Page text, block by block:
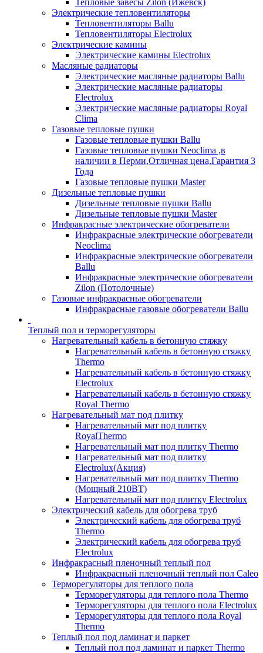
Тепловые завесы Zilon (Ижевск)
Электрические тепловентиляторы
Тепловентиляторы Ballu
Тепловентиляторы Electrolux
Электрические камины
Электрические камины Electrolux
Масляные радиаторы
Электрические масляные радиаторы Ballu
Электрические масляные радиаторы
Electrolux
Электрические масляные радиаторы Royal
Clima
Газовые тепловые пушки
Газовые тепловые пушки Ballu
Газовые тепловые пушки Neoclima ,в
наличии в Перми,Отличная цена,Гарантия 3
Года
Газовые тепловые пушки Master
Дизельные тепловые пушки
Дизельные тепловые пушки Ballu
Дизельные тепловые пушки Master
Инфракрасные электрические обогреватели
Инфракрасные электрические обогреватели
Neoclima
Инфракрасные электрические обогреватели
Ballu
Инфракрасные электрические обогреватели
Zilon (Потолочные)
Газовые инфракрасные обогреватели
Инфракрасные газовые обогреватели Ballu
Теплый пол и терморегуляторы
Нагревательный кабель в бетонную стяжку
Нагревательный кабель в бетонную стяжку
Thermo
Нагревательный кабель в бетонную стяжку
Electrolux
Нагревательный кабель в бетонную стяжку
Royal Thermo
Нагревательный мат под плитку
Нагревательный мат под плитку
RoyalThermo
Нагревательный мат под плитку Thermo
Нагревательный мат под плитку
Electrolux(Акция)
Нагревательный мат под плитку Thermo
(Мощный 210ВТ)
Нагревательный мат под плитку Electrolux
Электрический кабель для обогрева труб
Электрический кабель для обогрева труб
Thermo
Электрический кабель для обогрева труб
Electrolux
Инфракрасный пленочный теплый пол
Инфракрасный пленочный теплый пол Caleo
Терморегуляторы для теплого пола
Терморегуляторы для теплого пола Thermo
Терморегуляторы для теплого пола Electrolux
Терморегуляторы для теплого пола Royal
Thermo
Теплый пол под ламинат и паркет
Теплый пол под ламинат и паркет Thermo